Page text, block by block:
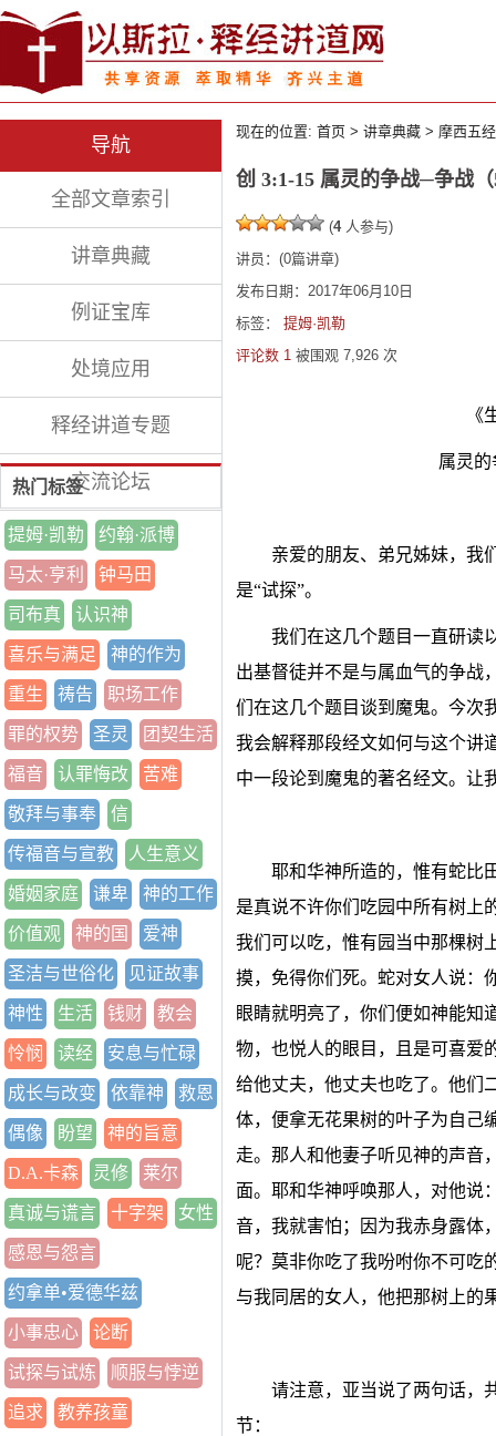
导航
全部文章索引
讲章典藏
例证宝库
处境应用
释经讲道专题
交流论坛
热门标签
提姆·凯勒 约翰·派博
马太·亨利 钟马田
司布真 认识神
喜乐与满足 神的作为
重生 祷告 职场工作
罪的权势 圣灵 团契生活
福音 认罪悔改 苦难
敬拜与事奉 信
传福音与宣教 人生意义
婚姻家庭 谦卑 神的工作
价值观 神的国 爱神
圣洁与世俗化 见证故事
神性 生活 钱财 教会
怜悯 读经 安息与忙碌
成长与改变 依靠神 救恩
偶像 盼望 神的旨意
D.A.卡森 灵修 莱尔
真诚与谎言 十字架 女性
感恩与怨言
约拿单•爱德华兹
小事忠心 论断
试探与试炼 顺服与悖逆
追求 教养孩童
现在的位置: 首页 > 讲章典藏 > 摩西五经
创 3:1-15 属灵的争战─争战
(4人参与)
讲员： (0篇讲章)
发布日期：2017年06月10日
标签： 提姆·凯勒
评论数 1 被围观 7,926 次
《
属灵
亲爱的朋友、弟兄姊妹，我
是“试探”。
我们在这几个题目一直研读
出基督徒并不是与属血气的争战
们在这几个题目谈到魔鬼。今次
我会解释那段经文如何与这个讲
中一段论到魔鬼的著名经文。让
耶和华神所造的，惟有蛇比
是真说不许你们吃园中所有树上
我们可以吃，惟有园当中那棵树
摸，免得你们死。蛇对女人说：
眼睛就明亮了，你们便如神能知
物，也悦人的眼目，且是可喜爱
给他丈夫，他丈夫也吃了。他们
体，便拿无花果树的叶子为自己
走。那人和他妻子听见神的声音
面。耶和华神呼唤那人，对他说
音，我就害怕；因为我赤身露体
呢？莫非你吃了我吩咐你不可吃
与我同居的女人，他把那树上的
请注意，亚当说了两句话，
节：